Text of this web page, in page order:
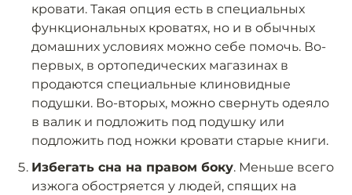
кровати. Такая опция есть в специальных
функциональных кроватях, но и в обычных
домашних условиях можно себе помочь. Во-
первых, в ортопедических магазинах в
продаются специальные клиновидные
подушки. Во-вторых, можно свернуть одеяло
в валик и подложить под подушку или
подложить под ножки кровати старые книги.
Избегать сна на правом боку. Меньше всего
изжога обостряется у людей, спящих на